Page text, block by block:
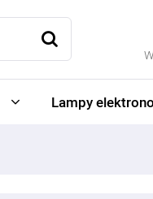
Lampy